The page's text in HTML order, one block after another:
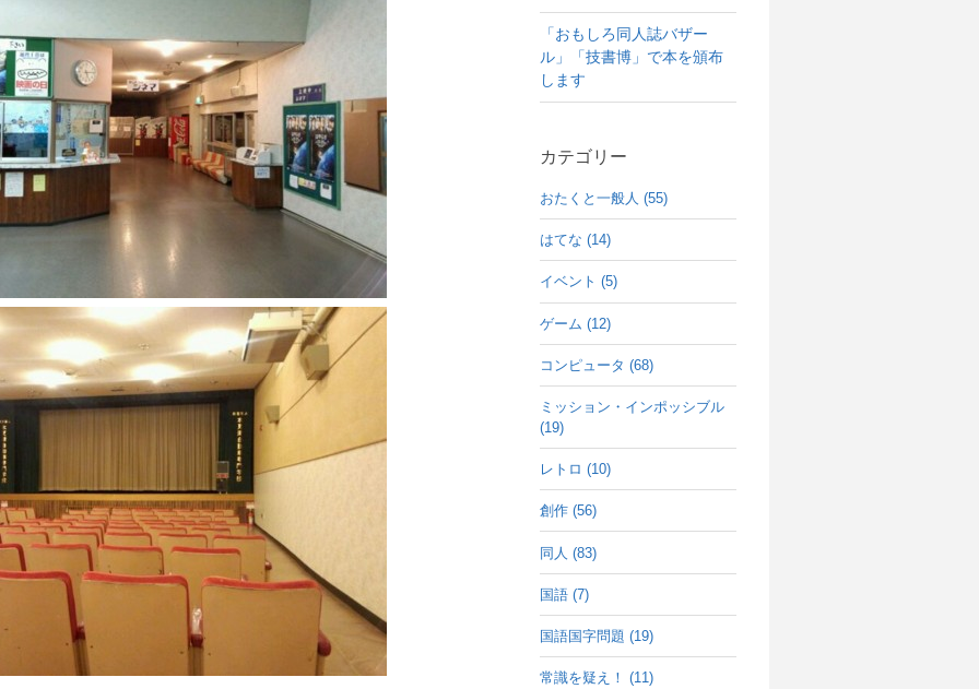
「おもしろ同人誌バザー
ル」「技書博」で本を頒布
します
カテゴリー
おたくと一般人 (55)
はてな (14)
イベント (5)
ゲーム (12)
コンピュータ (68)
ミッション・インポッシブル
(19)
レトロ (10)
創作 (56)
同人 (83)
国語 (7)
国語国字問題 (19)
常識を疑え！ (11)